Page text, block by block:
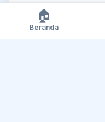
LCP 42
🏠
Beranda